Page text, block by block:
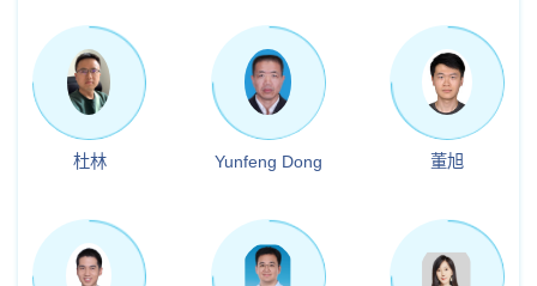
杜林 Yunfeng Dong 董旭